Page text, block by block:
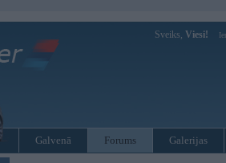
Sveiks, Viesi!
Galvenā Forums Galerijas